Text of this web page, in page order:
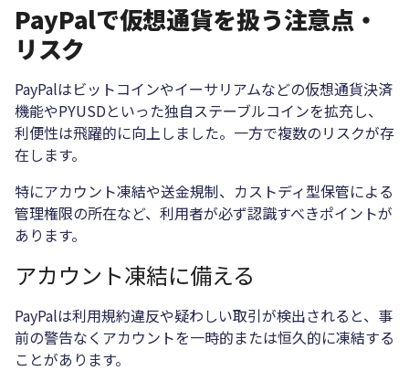
PayPalで仮想通貨を扱う注意点・
リスク
PayPalはビットコインやイーサリアムなどの仮想通貨決済
機能やPYUSDといった独自ステーブルコインを拡充し、
利便性は飛躍的に向上しました。一方で複数のリスクが存
在します。
特にアカウント凍結や送金規制、カストディ型保管による
管理権限の所在など、利用者が必ず認識すべきポイントが
あります。
アカウント凍結に備える
PayPalは利用規約違反や疑わしい取引が検出されると、事
前の警告なくアカウントを一時的または恒久的に凍結する
ことがあります。